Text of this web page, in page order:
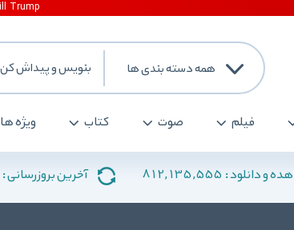
همه دسته بندی ها
فیلم صوت کتاب ویژه ها
و دانلود : 812,135,555 آخرین بروزرسانی :